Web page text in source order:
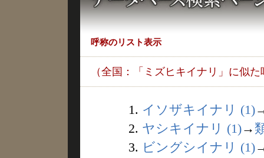
呼称のリスト表示
（全国：「ミズヒキイナリ」に似た
1. イソザキイナリ (1)
2. ヤシキイナリ (1)→
3. ビングシイナリ (1)